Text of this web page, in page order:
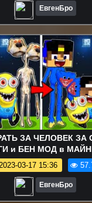
ЕвгенБро
ЗА ЧЕЛОВЕК ЗА
и БЕН МОД в
ВИДЕО
MINECRAFT
2023-03-17 15:36
ЕвгенБро